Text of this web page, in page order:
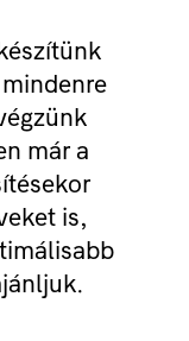
már a
is,